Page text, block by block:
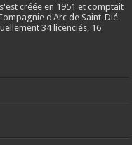
créée en 1951 et comptait
d'Arc de Saint-Dié-
34 licenciés, 16